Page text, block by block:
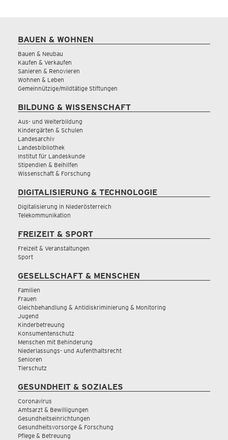
BAUEN & WOHNEN
Bauen & Neubau
Kaufen & Verkaufen
Sanieren & Renovieren
Wohnen & Leben
Gemeinnützige/mildtätige Stiftungen
BILDUNG & WISSENSCHAFT
Aus- und Weiterbildung
Kindergärten & Schulen
Landesarchiv
Landesbibliothek
Institut für Landeskunde
Stipendien & Beihilfen
Wissenschaft & Forschung
DIGITALISIERUNG & TECHNOLOGIE
Digitalisierung in Niederösterreich
Telekommunikation
FREIZEIT & SPORT
Freizeit & Veranstaltungen
Sport
GESELLSCHAFT & MENSCHEN
Familien
Frauen
Gleichbehandlung & Antidiskriminierung & Monitoring
Jugend
Kinderbetreuung
Konsumentenschutz
Menschen mit Behinderung
Niederlassungs- und Aufenthaltsrecht
Senioren
Tierschutz
GESUNDHEIT & SOZIALES
Coronavirus
Amtsarzt & Bewilligungen
Gesundheitseinrichtungen
Gesundheitsvorsorge & Forschung
Pflege & Betreuung